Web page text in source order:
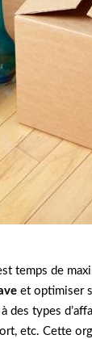
temps de
et optimiser
des types
etc. Cette